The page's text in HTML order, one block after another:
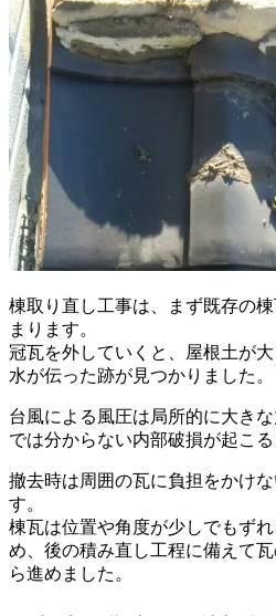
棟取り直し工事は、まず既存の
まります。
冠瓦を外していくと、屋根土が
水が伝った跡が見つかりました。
台風による風圧は局所的に大き
では分からない内部破損が起こる
撤去時は周囲の瓦に負担をかけ
す。
棟瓦は位置や角度が少しでもず
め、後の積み直し工程に備えて
ら進めました。